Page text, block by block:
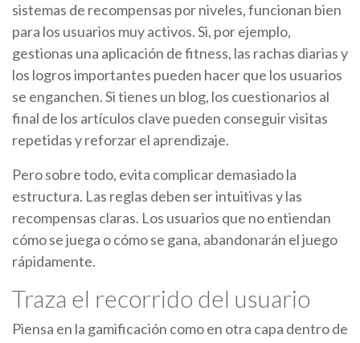
sistemas de recompensas por niveles, funcionan bien
para los usuarios muy activos. Si, por ejemplo,
gestionas una aplicación de fitness, las rachas diarias y
los logros importantes pueden hacer que los usuarios
se enganchen. Si tienes un blog, los cuestionarios al
final de los artículos clave pueden conseguir visitas
repetidas y reforzar el aprendizaje.
Pero sobre todo, evita complicar demasiado la
estructura. Las reglas deben ser intuitivas y las
recompensas claras. Los usuarios que no entiendan
cómo se juega o cómo se gana, abandonarán el juego
rápidamente.
Traza el recorrido del usuario
Piensa en la gamificación como en otra capa dentro de